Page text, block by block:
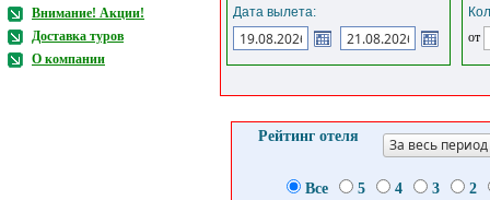
Внимание! Акции!
Доставка туров
О компании
Дата вылета:
от
Рейтинг отеля За весь период
Все 5 4 3 2